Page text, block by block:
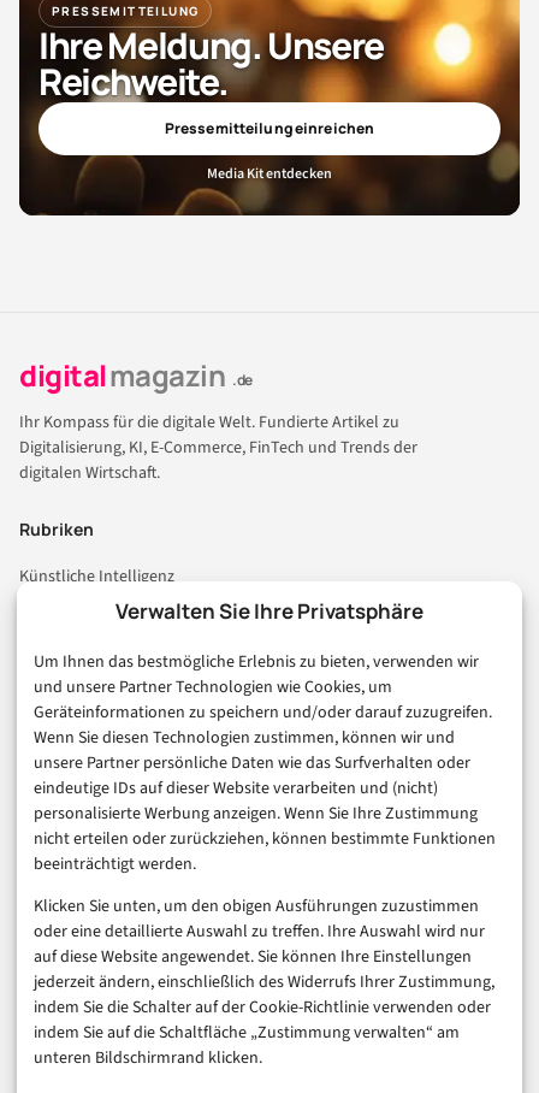
Verwalten Sie Ihre Privatsphäre
Um Ihnen das bestmögliche Erlebnis zu bieten, verwenden wir
und unsere Partner Technologien wie Cookies, um
Geräteinformationen zu speichern und/oder darauf zuzugreifen.
Wenn Sie diesen Technologien zustimmen, können wir und
unsere Partner persönliche Daten wie das Surfverhalten oder
eindeutige IDs auf dieser Website verarbeiten und (nicht)
personalisierte Werbung anzeigen. Wenn Sie Ihre Zustimmung
nicht erteilen oder zurückziehen, können bestimmte Funktionen
beeinträchtigt werden.
Klicken Sie unten, um den obigen Ausführungen zuzustimmen
oder eine detaillierte Auswahl zu treffen. Ihre Auswahl wird nur
auf diese Website angewendet. Sie können Ihre Einstellungen
jederzeit ändern, einschließlich des Widerrufs Ihrer Zustimmung,
indem Sie die Schalter auf der Cookie-Richtlinie verwenden oder
indem Sie auf die Schaltfläche „Zustimmung verwalten“ am
unteren Bildschirmrand klicken.
PRESSEMITTEILUNG
Ihre Meldung. Unsere
Reichweite.
Pressemitteilung einreichen
Media Kit entdecken
digitalmagazin .de
Ihr Kompass für die digitale Welt. Fundierte Artikel zu
Digitalisierung, KI, E-Commerce, FinTech und Trends der
digitalen Wirtschaft.
Rubriken
Künstliche Intelligenz
Technologie & IT
Consumer & Digital Life
Marketing
Finanzen & FinTech
Business & Karriere
Sicherheit & Recht
Digitalisierung
Marketing
Magazin
Unsere Redaktion
Werbeformate & Media Kit
Rechtliches